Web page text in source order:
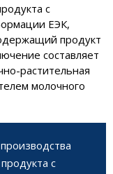
с
ЕЭК,
продукт
составляет
растительная
молочного
с